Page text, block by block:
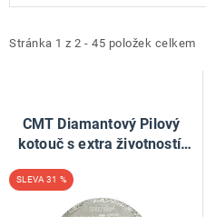
Doprava a platba
i
o
d
u
Stránka 1 z 2 - 45 položek celkem
e
o
d
CMT Diamantový Pilový
kotouč s extra životností,
Fein, Festool
31 %